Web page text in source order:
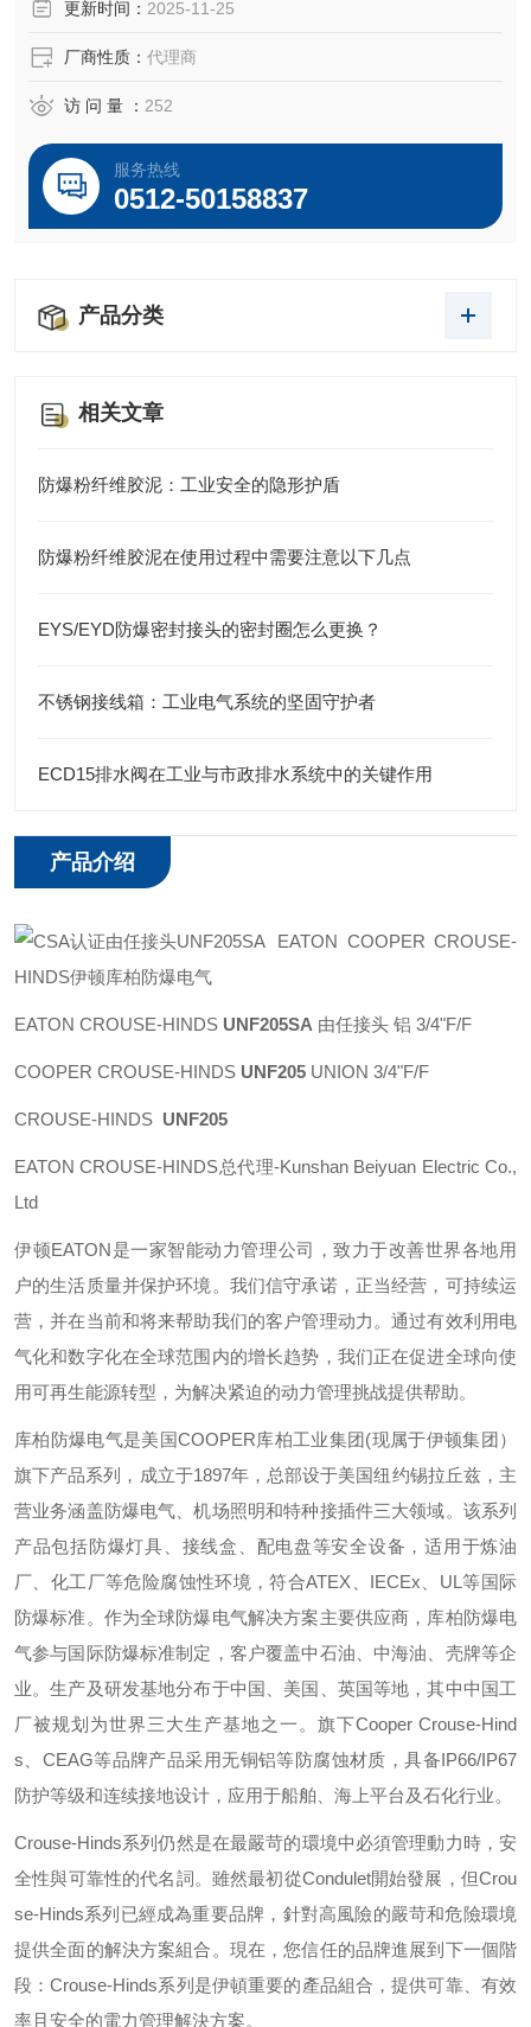
更新时间： 2025-11-25
厂商性质： 代理商
访 问 量 ： 252
服务热线
0512-50158837
产品分类
相关文章
防爆粉纤维胶泥：工业安全的隐形护盾
防爆粉纤维胶泥在使用过程中需要注意以下几点
EYS/EYD防爆密封接头的密封圈怎么更换？
不锈钢接线箱：工业电气系统的坚固守护者
ECD15排水阀在工业与市政排水系统中的关键作用
产品介绍
EATON COOPER CROUSE-
HINDS伊顿库柏防爆电气
EATON CROUSE-HINDS UNF205SA 由任接头 铝 3/4"F/F
COOPER CROUSE-HINDS UNF205 UNION 3/4"F/F
CROUSE-HINDS UNF205
EATON CROUSE-HINDS总代理-Kunshan Beiyuan Electric Co.,
Ltd
伊顿EATON是一家智能动力管理公司，致力于改善世界各地用
户的生活质量并保护环境。我们信守承诺，正当经营，可持续运
营，并在当前和将来帮助我们的客户管理动力。通过有效利用电
气化和数字化在全球范围内的增长趋势，我们正在促进全球向使
用可再生能源转型，为解决紧迫的动力管理挑战提供帮助。
库柏防爆电气是美国COOPER库柏工业集团(现属于伊顿集团）
旗下产品系列，成立于1897年，总部设于美国纽约锡拉丘兹，主
营业务涵盖防爆电气、机场照明和特种接插件三大领域。该系列
产品包括防爆灯具、接线盒、配电盘等安全设备，适用于炼油
厂、化工厂等危险腐蚀性环境，符合ATEX IECEx UL 等国际
防爆标准。作为全球防爆电气解决方案主要供应商，库柏防爆电
气参与国际防爆标准制定，客户覆盖中石油、中海油、壳牌等企
业。生产及研发基地分布于中国、美国、英国等地，其中中国工
厂被规划为世界三大生产基地之一。旗下Cooper Crouse-Hind
s
CEAG等品牌产品采用无铜铝等防腐蚀材质，具备IP66/IP67
防护等级和连续接地设计，应用于船舶、海上平台及石化行业。
Crouse-Hinds系列仍然是在最嚴苛的環境中必須管理動力時，安
全性與可靠性的代名詞。雖然最初從Condulet開始發展，但Crou
se-Hinds系列已經成為重要品牌，針對高風險的嚴苛和危險環境
提供全面的解決方案組合。現在，您信任的品牌進展到下一個階
段：Crouse-Hinds系列是伊頓重要的產品組合，提供可靠、有效
率且安全的電力管理解決方案。